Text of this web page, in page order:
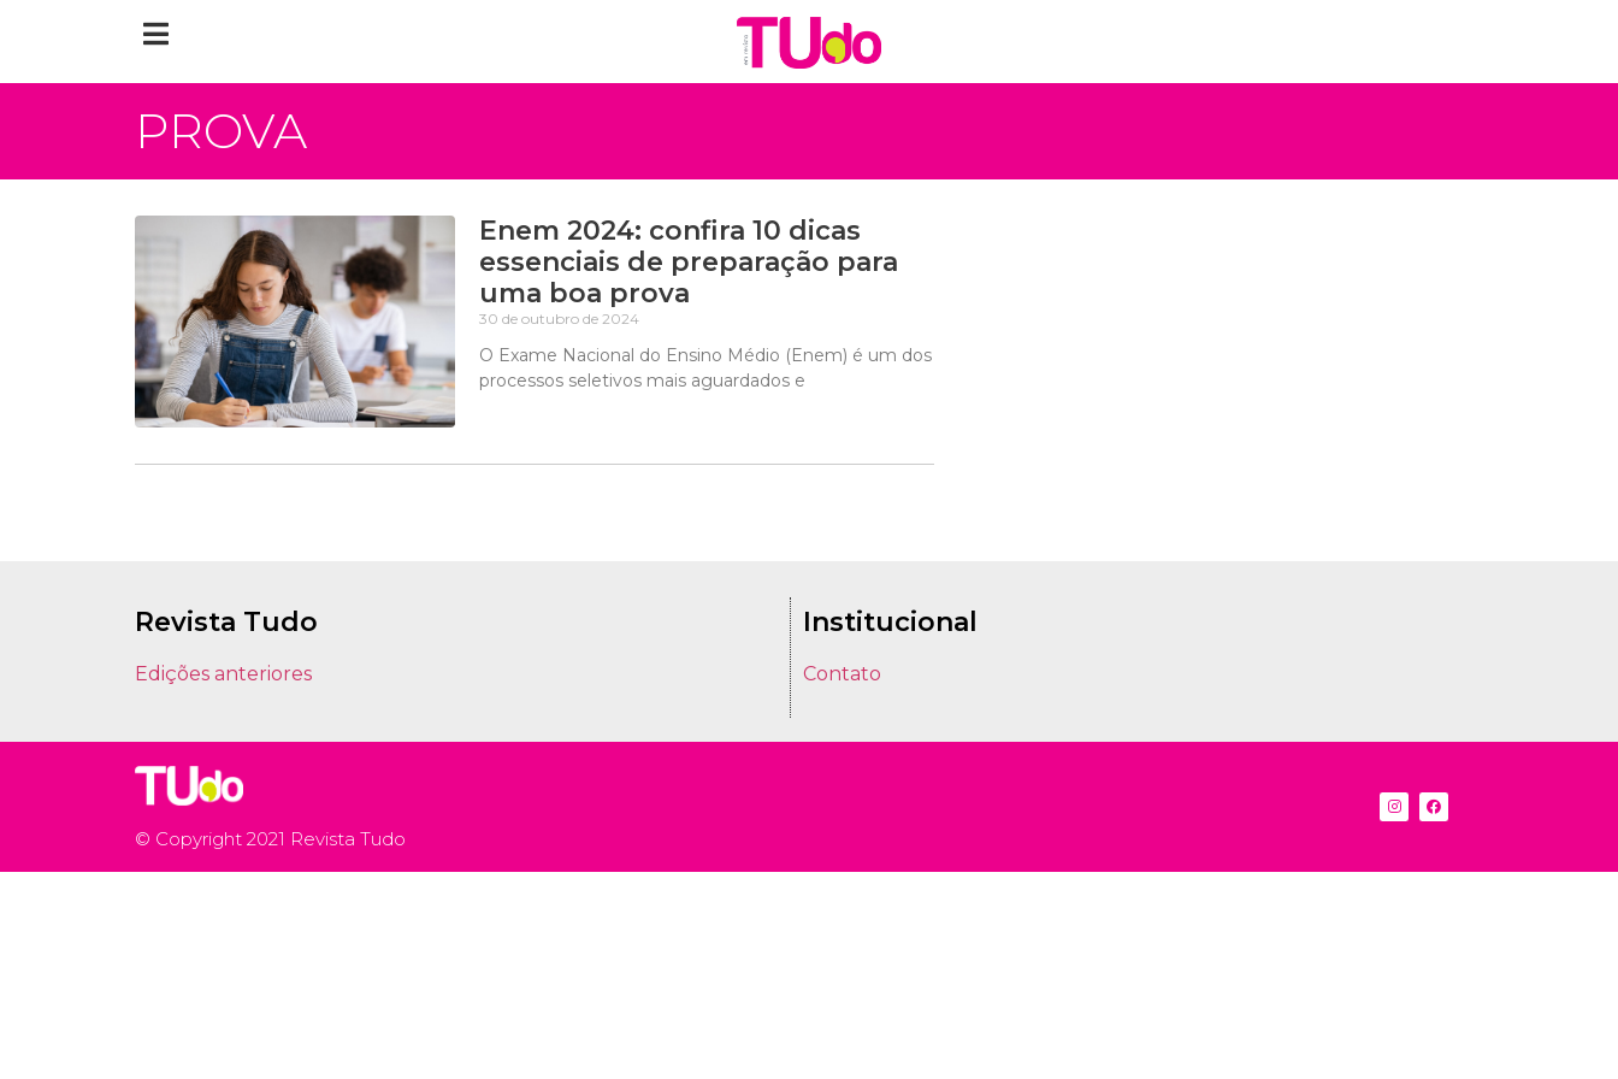
PROVA
Enem 2024: confira 10 dicas
essenciais de preparação para
uma boa prova
30 de outubro de 2024
O Exame Nacional do Ensino Médio (Enem) é um dos
processos seletivos mais aguardados e
Revista Tudo
Edições anteriores
Institucional
Contato
© Copyright 2021 Revista Tudo